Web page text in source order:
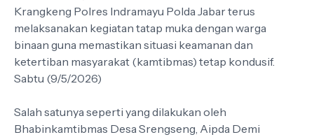
Krangkeng Polres Indramayu Polda Jabar terus
melaksanakan kegiatan tatap muka dengan warga
binaan guna memastikan situasi keamanan dan
ketertiban masyarakat (kamtibmas) tetap kondusif.
Sabtu (9/5/2026)
Salah satunya seperti yang dilakukan oleh
Bhabinkamtibmas Desa Srengseng, Aipda Demi